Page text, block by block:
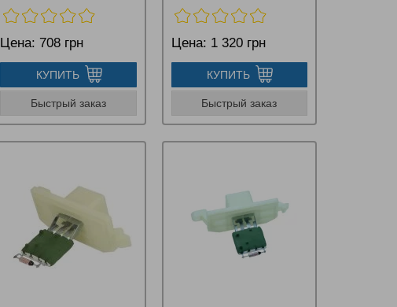
Цена: 708 грн
КУПИТЬ
Быстрый заказ
Цена: 1 320 грн
КУПИТЬ
Быстрый заказ